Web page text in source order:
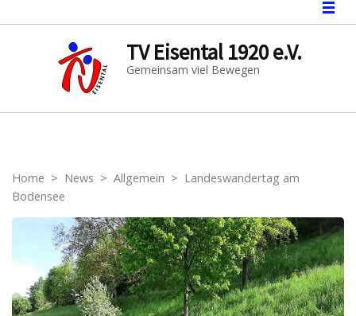
TV Eisental 1920 e.V.
Gemeinsam viel Bewegen
Home > News > Allgemein > Landeswandertag am
Bodensee